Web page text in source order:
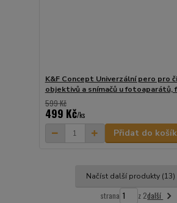
K&F Concept Univerzální pero pro
objektivů a snímačů u fotoaparátů,
599 Kč
499 Kč/ks
Přidat do
Načíst další produkty (13)
strana z 2další